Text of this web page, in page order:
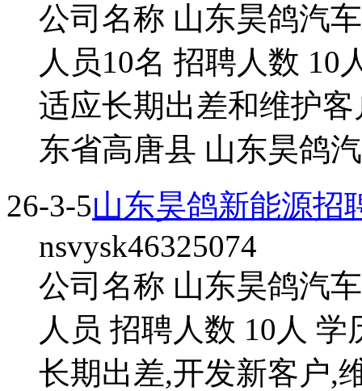
公司名称 山东昊鸽汽
人员10名 招聘人数 10
适应长期出差和维护
东省高唐县 山东昊鸽
26-3-5山东昊鸽新能源招
nsvysk46325074
公司名称 山东昊鸽汽
人员 招聘人数 10人
长期出差,开发新客户,